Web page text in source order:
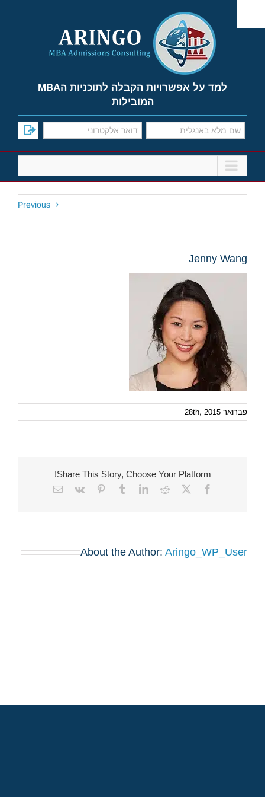
content
למד על אפשרויות הקבלה לתוכניות הMBA
המובילות
Previous
Jenny Wang
פברואר 28th, 2015
Share This Story, Choose Your Platform!
Facebook
X
Reddit
LinkedIn
Tumblr
Pinterest
Vk
Email
About the Author: Aringo_WP_User